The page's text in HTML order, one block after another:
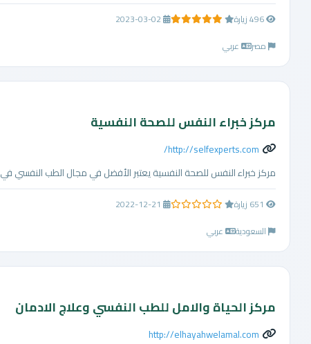
5.0 من 5 نجوم
مصر
عربي
مركز خبراء النفس للصحة النفسية
http://selfexperts.com/
مركز خبراء النفس للصحة النفسية يعتبر الأفضل في مجال الطب النفسي
0.0 من 5 نجوم
السعودية
عربي
مركز الحياة والامل للطب النفسي وعلاج الادمان
http://elhayahwelamal.com